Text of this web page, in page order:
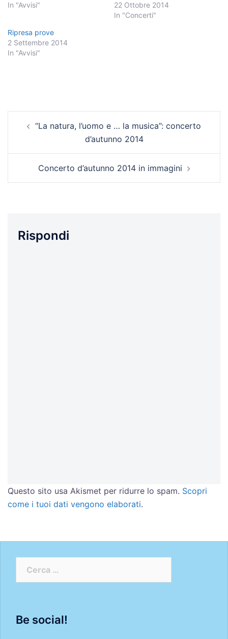
In "Avvisi"
22 Ottobre 2014
In "Concerti"
Ripresa prove
2 Settembre 2014
In "Avvisi"
articolo“La natura, l’uomo e … la musica”: concerto
d’autunno 2014
Concerto d’autunno 2014 in immagini
Rispondi
Questo sito usa Akismet per ridurre lo spam. Scopri
come i tuoi dati vengono elaborati.
Be social!